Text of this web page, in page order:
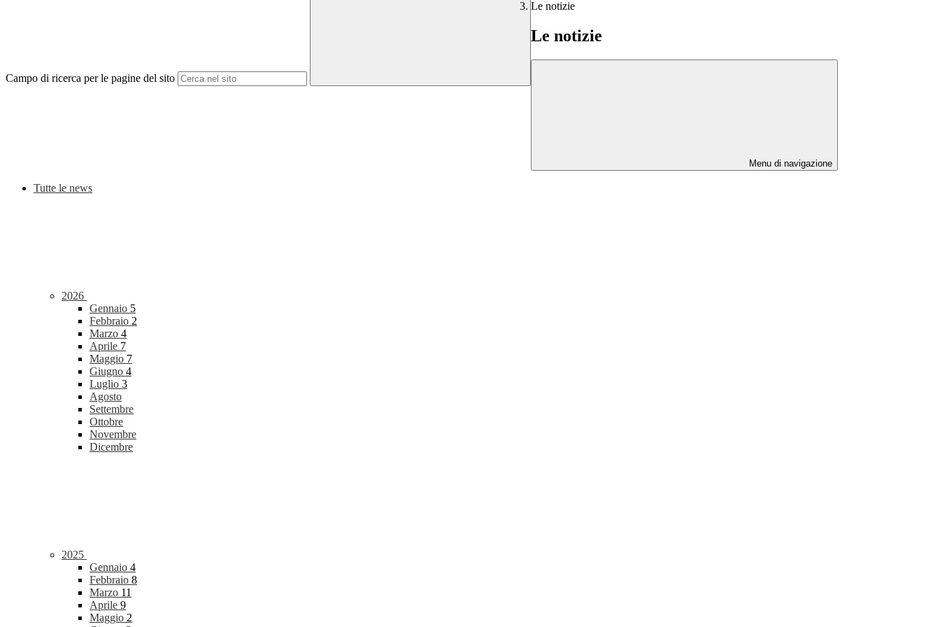
Campo di ricerca per le pagine del sito
Le notizie
Le notizie
Menu di navigazione
Tutte le news
2026
Gennaio 5
Febbraio 2
Marzo 4
Aprile 7
Maggio 7
Giugno 4
Luglio 3
Agosto
Settembre
Ottobre
Novembre
Dicembre
2025
Gennaio 4
Febbraio 8
Marzo 11
Aprile 9
Maggio 2